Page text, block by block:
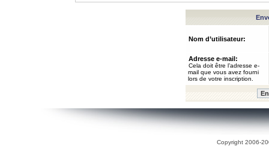
Nom d’utilisateur:
Adresse e-mail:
Cela doit être l’adresse e-
mail que vous avez fourni
lors de votre inscription.
Copyright 2006-